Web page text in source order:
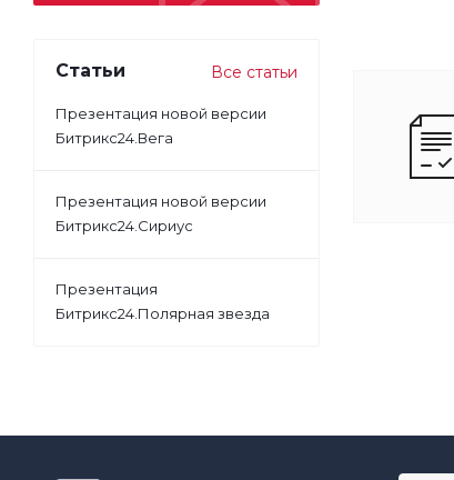
Статьи Все статьи
Презентация новой версии
Битрикс24.Вега
Презентация новой версии
Битрикс24.Сириус
Презентация
Битрикс24.Полярная звезда